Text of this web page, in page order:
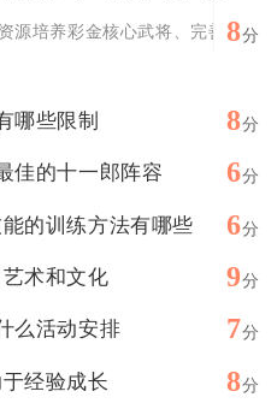
源培养彩金核心武将、完善灼烧
8分
哪些限制 8分
佳的十一郎阵容 6分
的训练方法有哪些 6分
术和文化 9分
么活动安排 7分
经验成长 8分